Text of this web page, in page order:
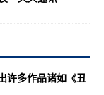
多作品诸如《丑